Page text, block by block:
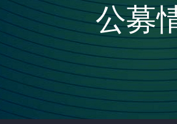
公募